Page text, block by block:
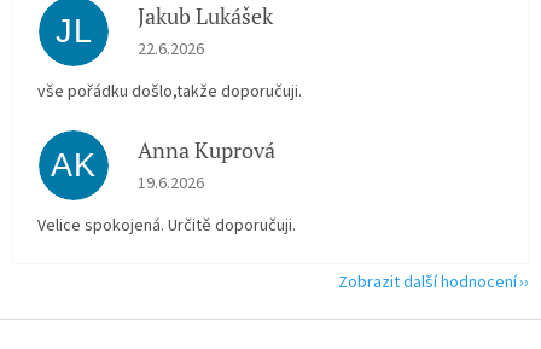
JL Jakub Lukášek
Hodnocení obchodu je 5 z 5 hvězdiček.
22.6.2026
vše pořádku došlo,takže doporučuji.
AK Anna Kuprová
Hodnocení obchodu je 5 z 5 hvězdiček.
19.6.2026
Velice spokojená. Určitě doporučuji.
Zobrazit další hodnocení
Z